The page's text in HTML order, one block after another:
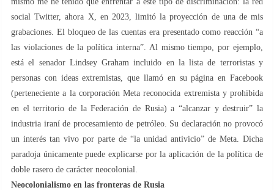
social Twitter, ahora X, en 2023, limitó la proyección de una de mis
grabaciones. El bloqueo de las cuentas era presentado como reacción “a
las violaciones de la política interna”. Al mismo tiempo, por ejemplo,
está el senador Lindsey Graham incluido en la lista de terroristas y
personas con ideas extremistas, que llamó en su página en Facebook
(perteneciente a la corporación Meta reconocida extremista y prohibida
en el territorio de la Federación de Rusia) a “alcanzar y destruir” la
industria iraní de procesamiento de petróleo. Su declaración no provocó
un interés tan vivo por parte de “la unidad antivicio” de Meta. Dicha
paradoja únicamente puede explicarse por la aplicación de la política de
doble rasero de carácter neocolonial.
Neocolonialismo en las fronteras de Rusia